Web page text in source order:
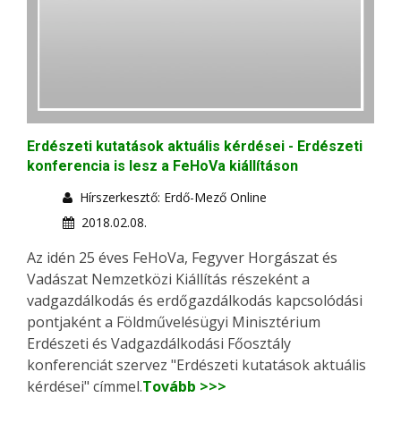
Erdészeti kutatások aktuális kérdései - Erdészeti
konferencia is lesz a FeHoVa kiállításon
Hírszerkesztő: Erdő-Mező Online
2018.02.08.
Az idén 25 éves FeHoVa, Fegyver Horgászat és
Vadászat Nemzetközi Kiállítás részeként a
vadgazdálkodás és erdőgazdálkodás kapcsolódási
pontjaként a Földművelésügyi Minisztérium
Erdészeti és Vadgazdálkodási Főosztály
konferenciát szervez "Erdészeti kutatások aktuális
kérdései" címmel.Tovább >>>